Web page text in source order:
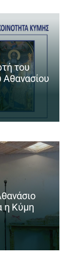
του
Αθανασίου
η Κύμη